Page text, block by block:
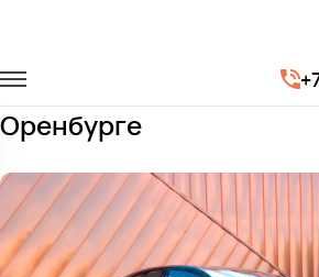
Легковые
Заказать Audi S8 с
Оренбурге